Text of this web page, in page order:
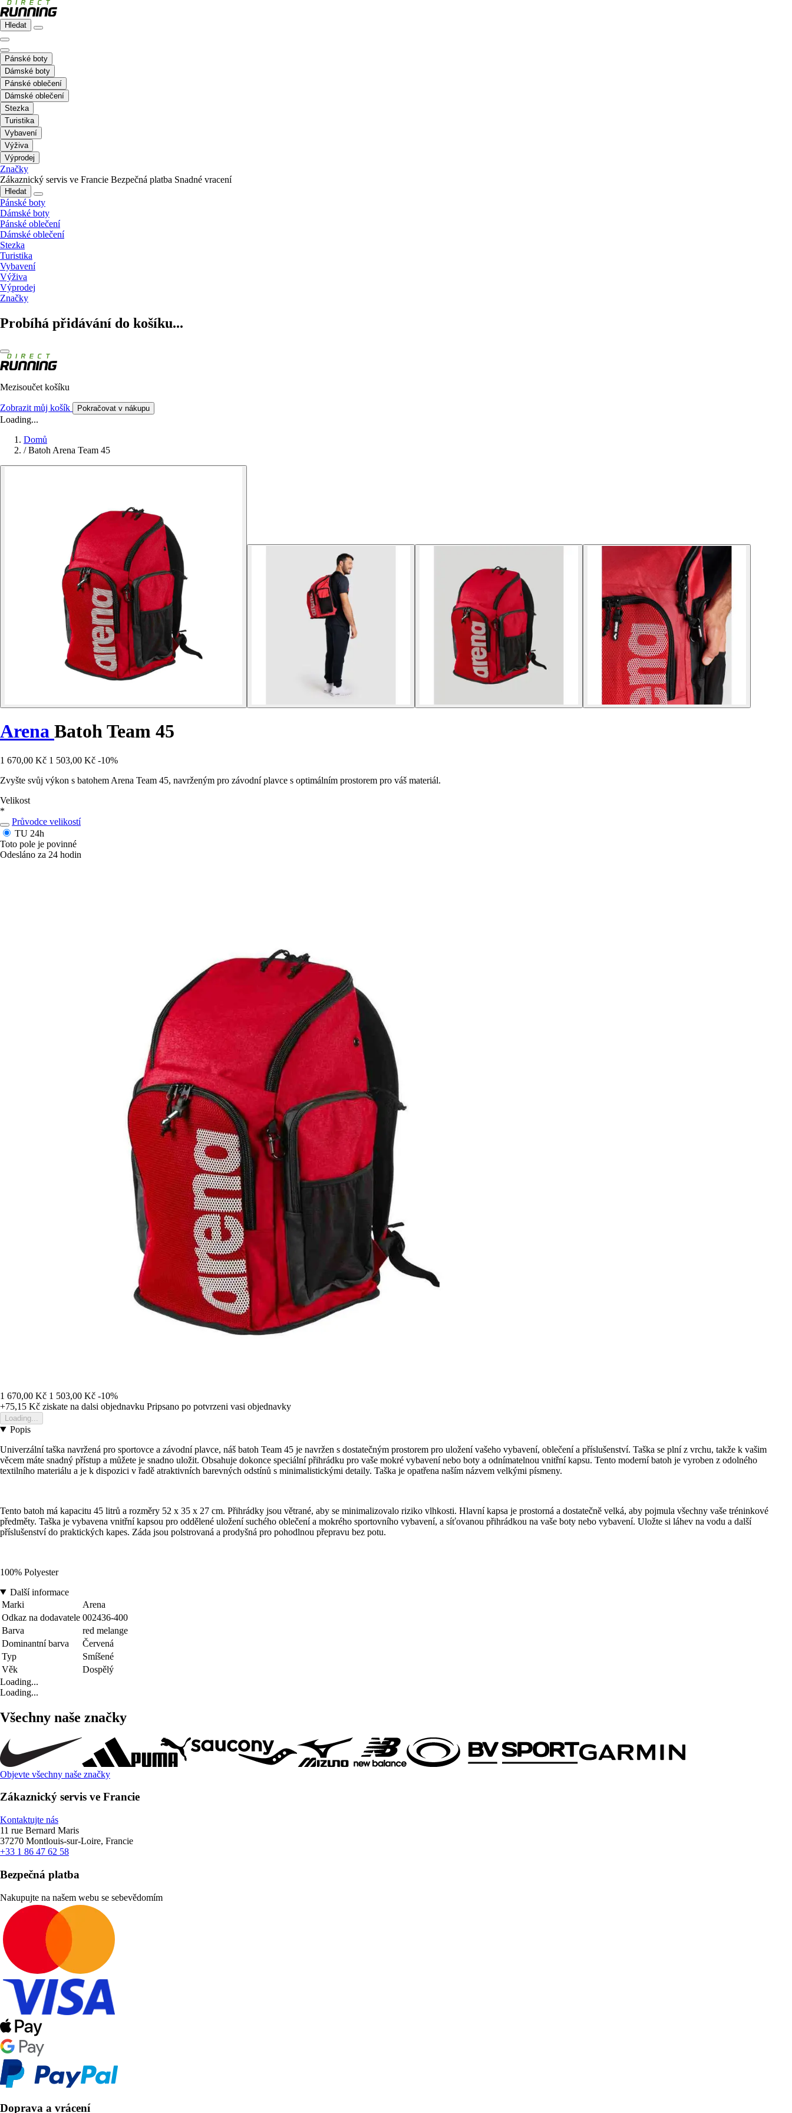
Hledat
Pánské boty
Dámské boty
Pánské oblečení
Dámské oblečení
Stezka
Turistika
Vybavení
Výživa
Výprodej
Značky
Zákaznický servis ve Francie Bezpečná platba Snadné vracení
Hledat
Pánské boty
Dámské boty
Pánské oblečení
Dámské oblečení
Stezka
Turistika
Vybavení
Výživa
Výprodej
Značky
Probíhá přidávání do košíku...
Mezisoučet košíku
Zobrazit můj košík Pokračovat v nákupu
Loading...
Domů
/ Batoh Arena Team 45
Arena Batoh Team 45
1 670,00 Kč 1 503,00 Kč -10%
Zvyšte svůj výkon s batohem Arena Team 45, navrženým pro závodní plavce s optimálním prostorem pro váš materiál.
Velikost
*
Průvodce velikostí
TU 24h
Toto pole je povinné
Odesláno za 24 hodin
1 670,00 Kč 1 503,00 Kč -10%
+75,15 Kč ziskate na dalsi objednavku Pripsano po potvrzeni vasi objednavky
Loading...
Popis
Univerzální taška navržená pro sportovce a závodní plavce, náš batoh Team 45 je navržen s dostatečným prostorem pro uložení vašeho vybavení, oblečení a příslušenství. Taška se plní z vrchu, takže k vašim
věcem máte snadný přístup a můžete je snadno uložit. Obsahuje dokonce speciální přihrádku pro vaše mokré vybavení nebo boty a odnímatelnou vnitřní kapsu. Tento moderní batoh je vyroben z odolného
textilního materiálu a je k dispozici v řadě atraktivních barevných odstínů s minimalistickými detaily. Taška je opatřena naším názvem velkými písmeny.
Tento batoh má kapacitu 45 litrů a rozměry 52 x 35 x 27 cm. Přihrádky jsou větrané, aby se minimalizovalo riziko vlhkosti. Hlavní kapsa je prostorná a dostatečně velká, aby pojmula všechny vaše tréninkové
předměty. Taška je vybavena vnitřní kapsou pro oddělené uložení suchého oblečení a mokrého sportovního vybavení, a síťovanou přihrádkou na vaše boty nebo vybavení. Uložte si láhev na vodu a další
příslušenství do praktických kapes. Záda jsou polstrovaná a prodyšná pro pohodlnou přepravu bez potu.
100% Polyester
Další informace
Marki
Arena
Odkaz na dodavatele 002436-400
Barva
red melange
Dominantní barva
Červená
Typ
Smíšené
Věk
Dospělý
Loading...
Loading...
Všechny naše značky
Objevte všechny naše značky
Zákaznický servis ve Francie
Kontaktujte nás
11 rue Bernard Maris
37270 Montlouis-sur-Loire, Francie
+33 1 86 47 62 58
Bezpečná platba
Nakupujte na našem webu se sebevědomím
Doprava a vrácení